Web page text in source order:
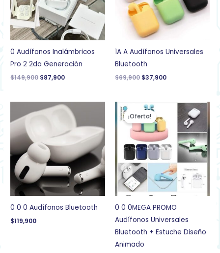
0 Audífonos Inalámbricos
Pro 2 2da Generación
$149,900 $87,900
1A A Audífonos Universales
Bluetooth
$69,900 $37,900
0 0 0 Audífonos Bluetooth
$119,900
¡Oferta!
0 0 0MEGA PROMO
Audífonos Universales
Bluetooth + Estuche Diseño
Animado
El
precio
original
era:
$69,900.
precio
actual
es:
$49,900.